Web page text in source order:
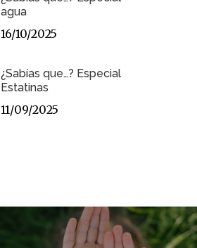
agua
16/10/2025
¿Sabías que…? Especial
Estatinas
11/09/2025